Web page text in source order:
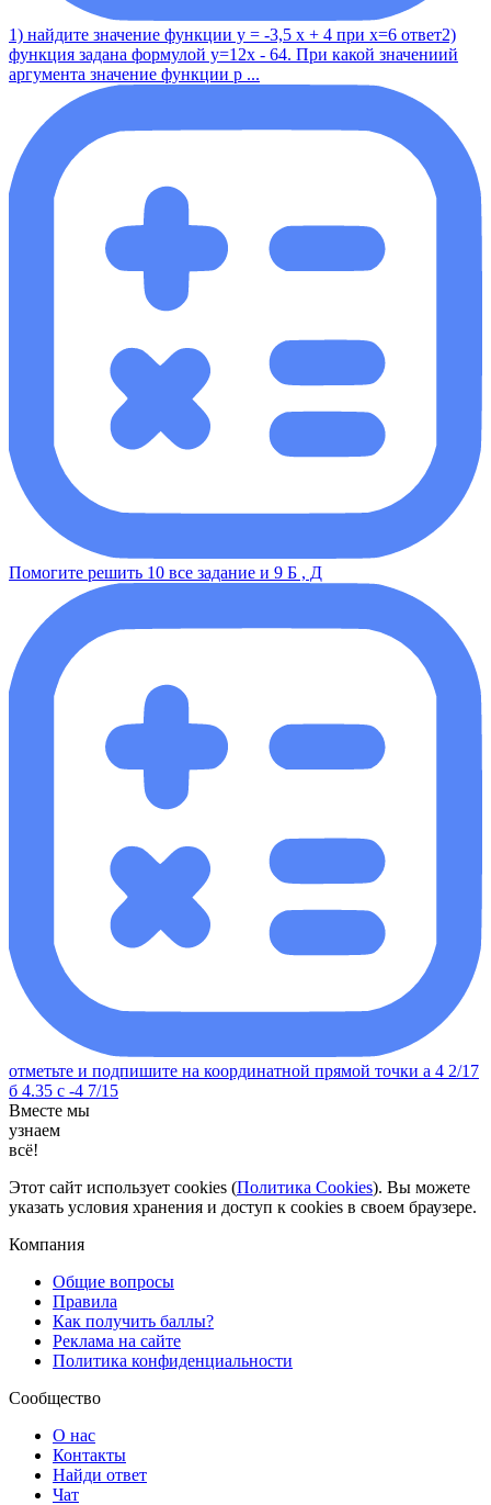
1) найдите значение функции у = -3,5 x + 4 при x=6 ответ2)
функция задана формулой y=12x - 64. При какой значениий
аргумента значение функции р ...
Помогите решить 10 все задание и 9 Б , Д
отметьте и подпишите на координатной прямой точки а 4 2/17
б 4.35 с -4 7/15
Вместе мы
узнаем
всё!
Этот сайт использует cookies (Политика Cookies). Вы можете
указать условия хранения и доступ к cookies в своем браузере.
Компания
Общие вопросы
Правила
Как получить баллы?
Реклама на сайте
Политика конфиденциальности
Сообщество
О нас
Контакты
Найди ответ
Чат